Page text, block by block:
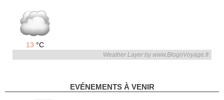
13 °C
Weather Layer by www.BlogoVoyage.fr
EVÉNEMENTS À VENIR